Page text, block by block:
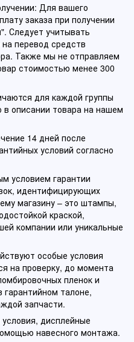
Для вашего
заказа при получении
Следует учитывать
перевод средств
Также мы не отправляем
стоимостью менее 300
для каждой группы
в описании товара на нашем
14 дней после
условий согласно
условием гарантии
идентифицирующих
магазину – это штампы,
краской,
компании или уникальные
особые условия
на проверку, до момента
пленок и
талоне,
запчасти.
дисплейные
навесного монтажа.